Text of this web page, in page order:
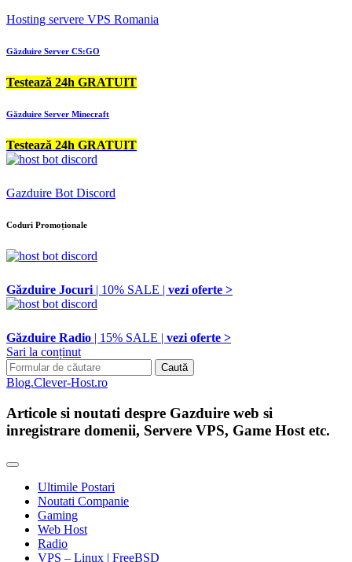
Hosting servere VPS Romania
Găzduire Server CS:GO
Testează 24h GRATUIT
Găzduire Server Minecraft
Testează 24h GRATUIT
Gazduire Bot Discord
Coduri Promoționale
Găzduire Jocuri | 10% SALE | vezi oferte >
Găzduire Radio | 15% SALE | vezi oferte >
Sari la conținut
Search
for:
Blog.Clever-Host.ro
Articole si noutati despre Gazduire web si
inregistrare domenii, Servere VPS, Game Host etc.
Ultimile Postari
Noutati Companie
Gaming
Web Host
Radio
VPS – Linux | FreeBSD